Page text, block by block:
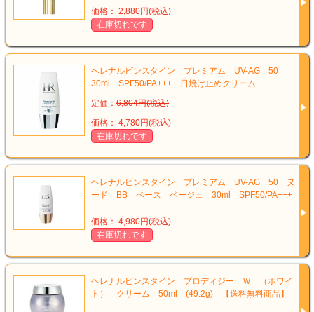
価格： 2,880円(税込)
在庫切れです
ヘレナルビンスタイン プレミアム UV-AG 50
30ml SPF50/PA+++ 日焼け止めクリーム
定価： 6,804円(税込)
価格： 4,780円(税込)
在庫切れです
ヘレナルビンスタイン プレミアム UV-AG 50 ヌ
ード BB ベース ベージュ 30ml SPF50/PA+++
価格： 4,980円(税込)
在庫切れです
ヘレナルビンスタイン プロディジー Ｗ （ホワイ
ト） クリーム 50ml (49.2g) 【送料無料商品】